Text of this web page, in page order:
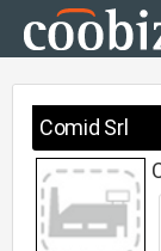
Comid Srl